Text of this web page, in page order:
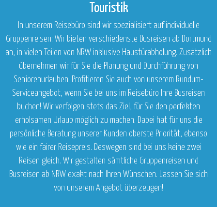
Touristik
In unserem Reisebüro sind wir spezialisiert auf individuelle
Gruppenreisen: Wir bieten verschiedenste Busreisen ab Dortmund
an, in vielen Teilen von NRW inklusive Haustürabholung. Zusätzlich
übernehmen wir für Sie die Planung und Durchführung von
Seniorenurlauben. Profitieren Sie auch von unserem Rundum-
Serviceangebot, wenn Sie bei uns im Reisebüro Ihre Busreisen
buchen! Wir verfolgen stets das Ziel, für Sie den perfekten
erholsamen Urlaub möglich zu machen. Dabei hat für uns die
persönliche Beratung unserer Kunden oberste Priorität, ebenso
wie ein fairer Reisepreis. Deswegen sind bei uns keine zwei
Reisen gleich. Wir gestalten sämtliche Gruppenreisen und
Busreisen ab NRW exakt nach Ihren Wünschen. Lassen Sie sich
von unserem Angebot überzeugen!